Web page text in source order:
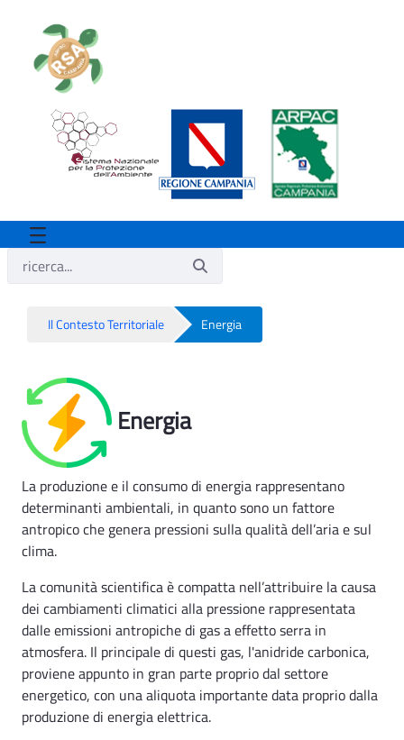
Il Contesto Territoriale Energia
Energia - Rsa
Energia
La produzione e il consumo di energia rappresentano
determinanti ambientali, in quanto sono un fattore
antropico che genera pressioni sulla qualità dell’aria e sul
clima.
La comunità scientifica è compatta nell’attribuire la causa
dei cambiamenti climatici alla pressione rappresentata
dalle emissioni antropiche di gas a effetto serra in
atmosfera. Il principale di questi gas, l'anidride carbonica,
proviene appunto in gran parte proprio dal settore
energetico, con una aliquota importante data proprio dalla
produzione di energia elettrica.